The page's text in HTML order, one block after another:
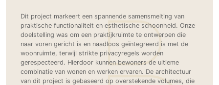
Keukenkranen
Ramen en deuren
Binnendeuren
Aluminium deuren
Gevelstenen
Houten gevelbekleding
Stucwerk
Schilderwerk buiten
Zonwering buiten
Zakelijk
Horeca
Kantoor
Dit project markeert een spannende samensmelting van
praktische functionaliteit en esthetische schoonheid. Onze
doelstelling was om een praktijkruimte te ontwerpen die
naar voren gericht is en naadloos geïntegreerd is met de
woonruimte, terwijl strikte privacyregels worden
gerespecteerd. Hierdoor kunnen bewoners de ultieme
combinatie van wonen en werken ervaren. De architectuur
van dit project is gebaseerd op overstekende volumes, die